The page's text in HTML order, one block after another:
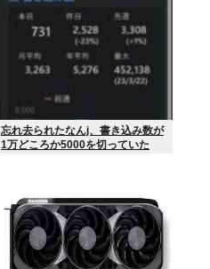
忘れ去られたなんj、書き込み数が
1万どころか5000を切っていた